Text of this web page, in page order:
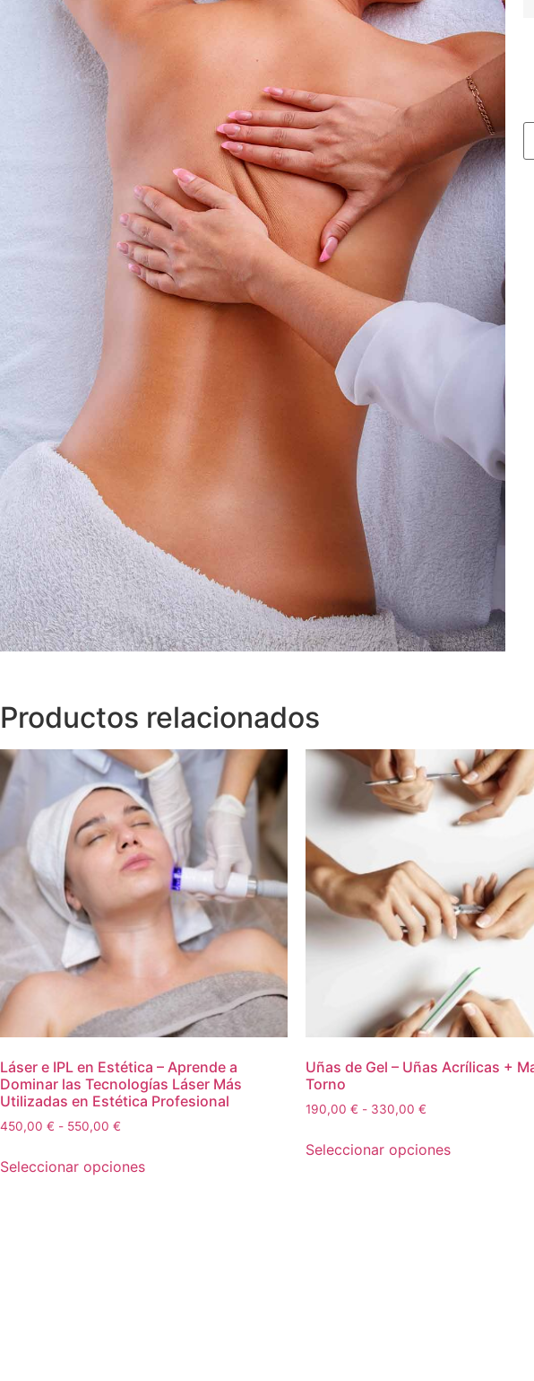
Productos relacionados
Láser e IPL en Estética – Aprende a
Dominar las Tecnologías Láser Más
Utilizadas en Estética Profesional
450,00 € - 550,00 €
Seleccionar opciones
Uñas de Gel – Uñas Acrílicas +
Torno
190,00 € - 330,00 €
Seleccionar opciones